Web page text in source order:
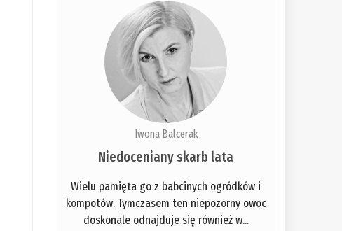
Iwona Balcerak
Niedoceniany skarb lata
Wielu pamięta go z babcinych ogródków i
kompotów. Tymczasem ten niepozorny owoc
doskonale odnajduje się również w...